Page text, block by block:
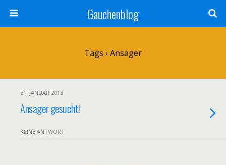
Gauchenblog
Tags › Ansager
31. JANUAR 2013
Ansager gesucht!
KEINE ANTWORT